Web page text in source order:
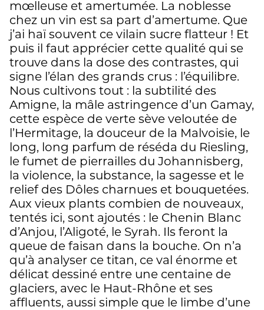
mœlleuse et amertumée. La noblesse
chez un vin est sa part d’amertume. Que
j’ai haï souvent ce vilain sucre flatteur ! Et
puis il faut apprécier cette qualité qui se
trouve dans la dose des contrastes, qui
signe l’élan des grands crus : l’équilibre.
Nous cultivons tout : la subtilité des
Amigne, la mâle astringence d’un Gamay,
cette espèce de verte sève veloutée de
l’Hermitage, la douceur de la Malvoisie, le
long, long parfum de réséda du Riesling,
le fumet de pierrailles du Johannisberg,
la violence, la substance, la sagesse et le
relief des Dôles charnues et bouquetées.
Aux vieux plants combien de nouveaux,
tentés ici, sont ajoutés : le Chenin Blanc
d’Anjou, l’Aligoté, le Syrah. Ils feront la
queue de faisan dans la bouche. On n’a
qu’à analyser ce titan, ce val énorme et
délicat dessiné entre une centaine de
glaciers, avec le Haut-Rhône et ses
affluents, aussi simple que le limbe d’une